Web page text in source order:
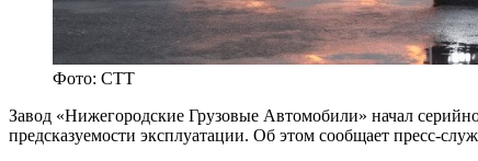
Фото: СТТ
Завод «Нижегородские Грузовые Автомобили» начал
предсказуемости эксплуатации. Об этом сообщает пресс-